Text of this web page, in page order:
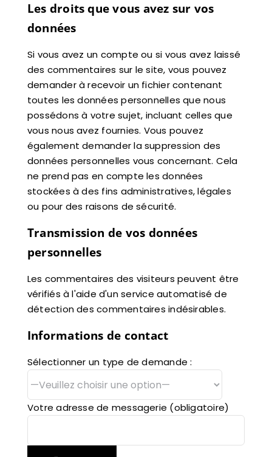
Les droits que vous avez sur vos
données
Si vous avez un compte ou si vous avez laissé
des commentaires sur le site, vous pouvez
demander à recevoir un fichier contenant
toutes les données personnelles que nous
possédons à votre sujet, incluant celles que
vous nous avez fournies. Vous pouvez
également demander la suppression des
données personnelles vous concernant. Cela
ne prend pas en compte les données
stockées à des fins administratives, légales
ou pour des raisons de sécurité.
Transmission de vos données
personnelles
Les commentaires des visiteurs peuvent être
vérifiés à l'aide d'un service automatisé de
détection des commentaires indésirables.
Informations de contact
Sélectionner un type de demande :
Votre adresse de messagerie (obligatoire)